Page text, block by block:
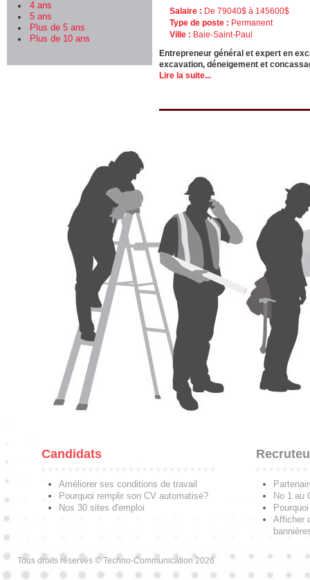
4 ans
5 ans
Plus de 5 ans
Plus de 10 ans
Salaire : De 79040$ à 145600$
Type de poste : Permanent
Ville : Baie-Saint-Paul
Entrepreneur général et expert en
excavation, déneigement et
Lire la suite...
Candidats
Améliorer ses conditions de travail
Pourquoi remplir son CV automatisé?
Nos 30 sites d'emploi
No 1 au
Afficher
Tous droits réservés © Techno-Communication 2026